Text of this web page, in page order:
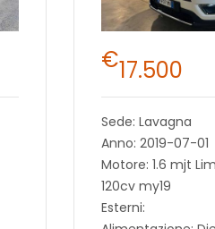
€17.500
Sede: Lavagna
Anno: 2019-07-01
Motore: 1.6 mjt
120cv my19
Esterni: